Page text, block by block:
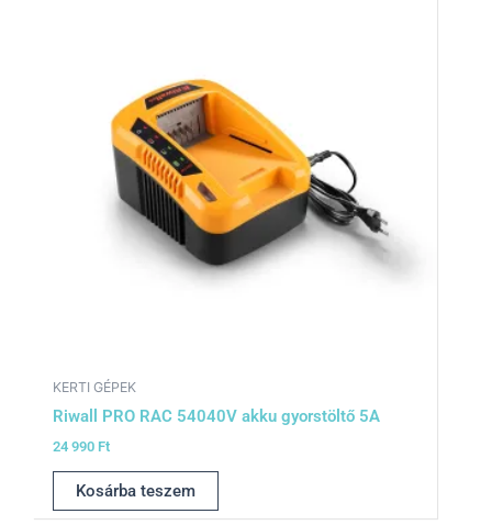
KERTI GÉPEK
Riwall PRO RAC 54040V akku gyorstöltő 5A
24 990 Ft
Kosárba teszem